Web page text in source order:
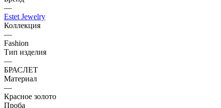
—
Estet Jewelry
Коллекция
—
Fashion
Тип изделия
—
БРАСЛЕТ
Материал
—
Красное золото
Проба